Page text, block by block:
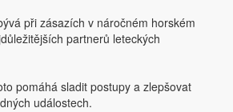
při zásazích v náročném horském
partnerů leteckých
pomáhá sladit postupy a zlepšovat
událostech.